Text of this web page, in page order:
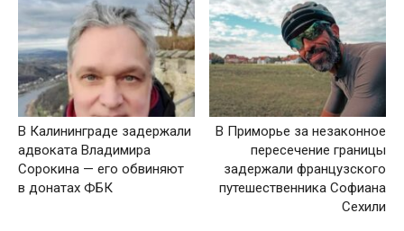
В Калининграде задержали
адвоката Владимира
Сорокина — его обвиняют
в донатах ФБК
В Приморье за незаконное
пересечение границы
задержали французского
путешественника Софиана
Сехили